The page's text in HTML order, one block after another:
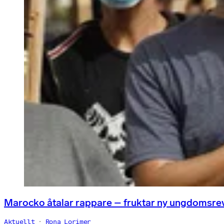
Marocko åtalar rappare – fruktar ny
Aktuellt Rona Lorimer